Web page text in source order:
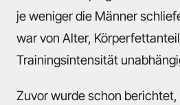
je weniger die Männer
war von Alter,
Trainingsintensität
Zuvor wurde schon